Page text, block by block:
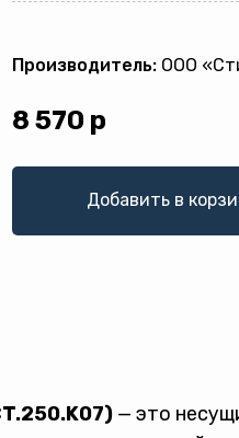
Производитель: ООО
8 570 р
Добавить в
— это